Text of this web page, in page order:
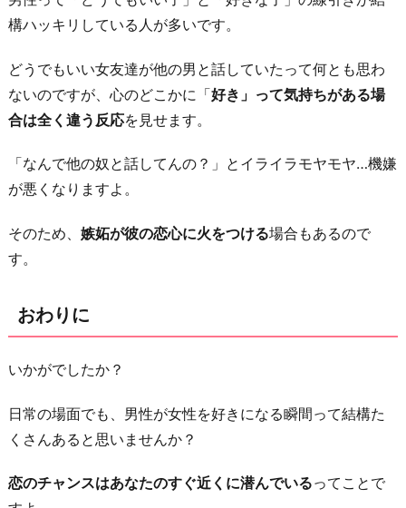
構ハッキリしている人が多いです。
どうでもいい女友達が他の男と話していたって何とも思わ
ないのですが、心のどこかに「好き」って気持ちがある場
合は全く違う反応を見せます。
「なんで他の奴と話してんの？」とイライラモヤモヤ…機嫌
が悪くなりますよ。
そのため、 嫉妬が彼の恋心に火をつける場合もあるので
す。
おわりに
いかがでしたか？
日常の場面でも、男性が女性を好きになる瞬間って結構た
くさんあると思いませんか？
恋のチャンスはあなたのすぐ近くに潜んでいるってことで